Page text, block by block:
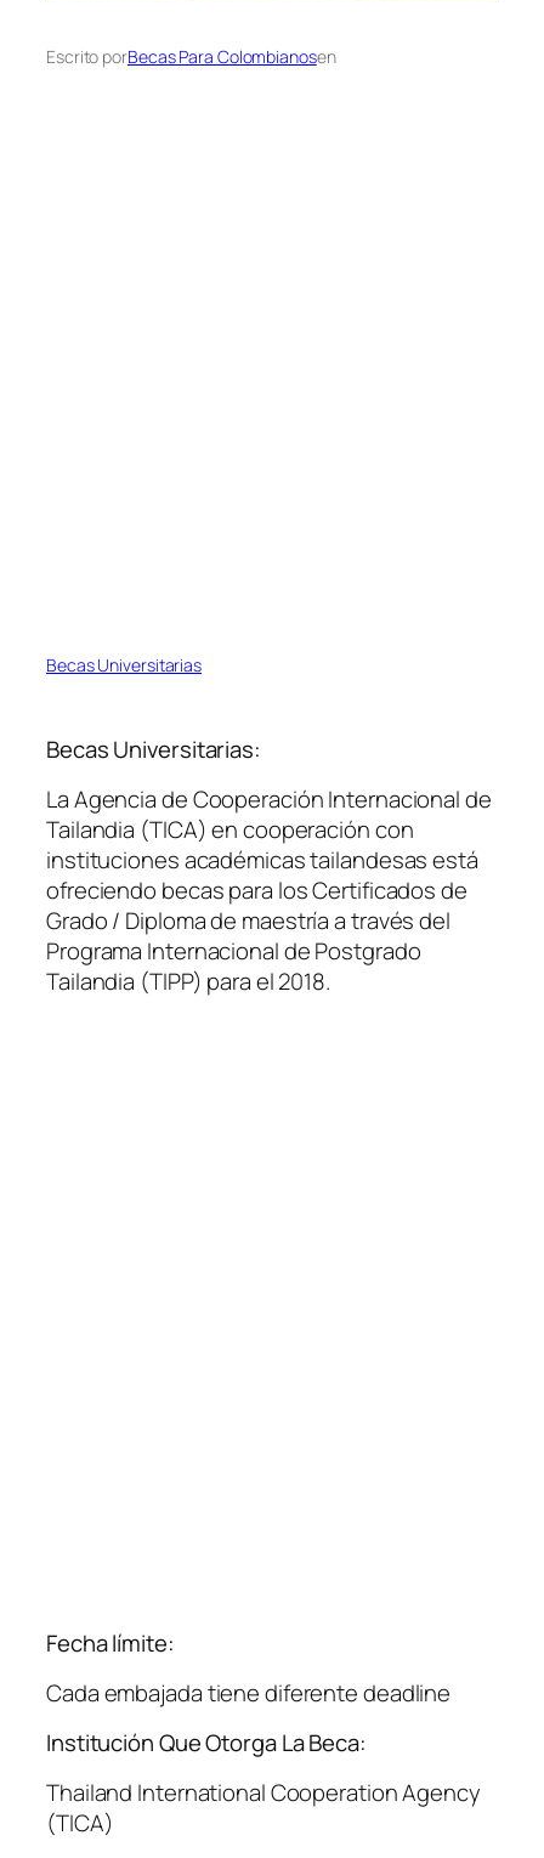
Escrito porBecas Para Colombianosen
Becas Universitarias
Becas Universitarias:
La Agencia de Cooperación Internacional de
Tailandia (TICA) en cooperación con
instituciones académicas tailandesas está
ofreciendo becas para los Certificados de
Grado / Diploma de maestría a través del
Programa Internacional de Postgrado
Tailandia (TIPP) para el 2018.
Fecha límite:
Cada embajada tiene diferente deadline
Institución Que Otorga La Beca:
Thailand International Cooperation Agency
(TICA)